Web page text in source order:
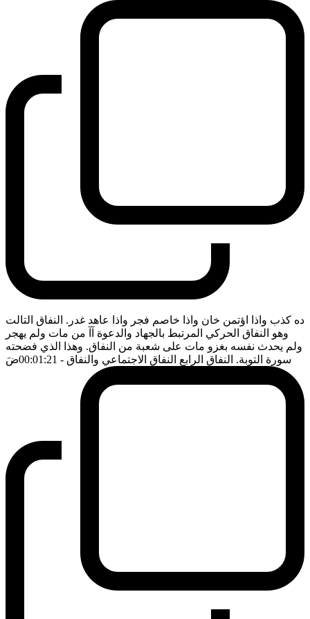
ده كذب واذا اؤتمن خان واذا خاصم فجر واذا عاهد غدر. النفاق التالت
وهو النفاق الحركي المرتبط بالجهاد والدعوة آآ من مات ولم يهجر
ولم يحدث نفسه بغزو مات على شعبة من النفاق. وهذا الذي فضحته
سورة التوبة. النفاق الرابع النفاق الاجتماعي والنفاق - 00:01:21 ضَ